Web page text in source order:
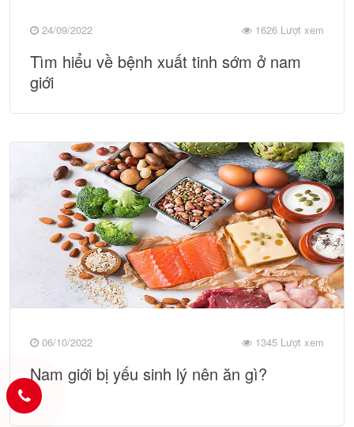
24/09/2022 1626 Lượt xem
Tìm hiểu về bệnh xuất tinh sớm ở nam
giới
06/10/2022 1345 Lượt xem
Nam giới bị yếu sinh lý nên ăn gì?